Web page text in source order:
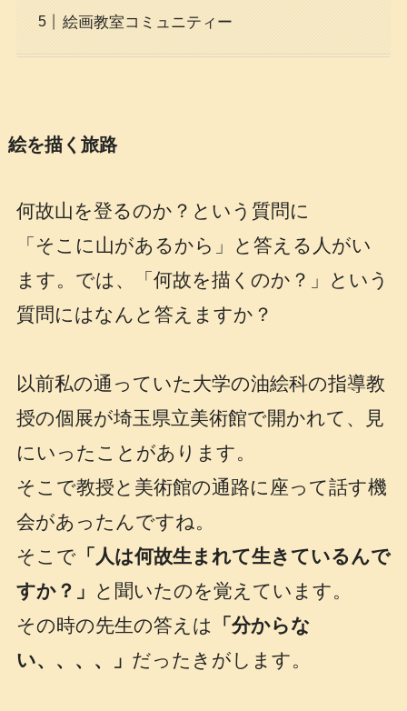
絵画教室コミュニティー
絵を描く旅路
何故山を登るのか？という質問に
「そこに山があるから」と答える人がい
ます。では、「何故を描くのか？」という
質問にはなんと答えますか？
以前私の通っていた大学の油絵科の指導教
授の個展が埼玉県立美術館で開かれて、見
にいったことがあります。
そこで教授と美術館の通路に座って話す機
会があったんですね。
そこで「人は何故生まれて生きているんで
すか？」 と聞いたのを覚えています。
その時の先生の答えは
「分からな
い、、、、」 だったきがします。